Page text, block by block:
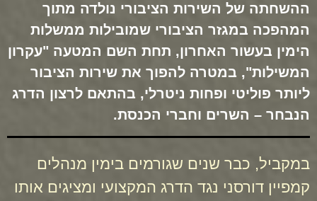
ההשחתה של השירות הציבורי נולדה מתוך
המהפכה במגזר הציבורי שמובילות ממשלות
הימין בעשור האחרון, תחת השם המטעה "עקרון
המשילות", במטרה להפוך את שירות הציבור
ליותר פוליטי ופחות ניטרלי, בהתאם לרצון הדרג
הנבחר – השרים וחברי הכנסת.
במקביל, כבר שנים שגורמים בימין מנהלים
קמפיין דורסני נגד הדרג המקצועי ומציגים אותו